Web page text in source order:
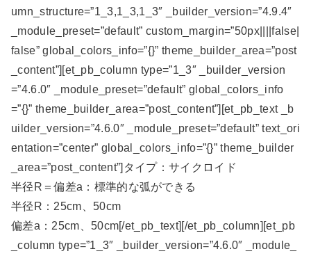
umn_structure=”1_3,1_3,1_3″ _builder_version=”4.9.4″
_module_preset=”default” custom_margin=”50px||||false|
false” global_colors_info=”{}” theme_builder_area=”post
_content”][et_pb_column type=”1_3″ _builder_version
=”4.6.0″ _module_preset=”default” global_colors_info
=”{}” theme_builder_area=”post_content”][et_pb_text _b
uilder_version=”4.6.0″ _module_preset=”default” text_ori
entation=”center” global_colors_info=”{}” theme_builder
_area=”post_content”]タイプ：サイクロイド
半径R＝偏差a：標準的な弧ができる
半径R：25cm、50cm
偏差a：25cm、50cm[/et_pb_text][/et_pb_column][et_pb
_column type=”1_3″ _builder_version=”4.6.0″ _module_